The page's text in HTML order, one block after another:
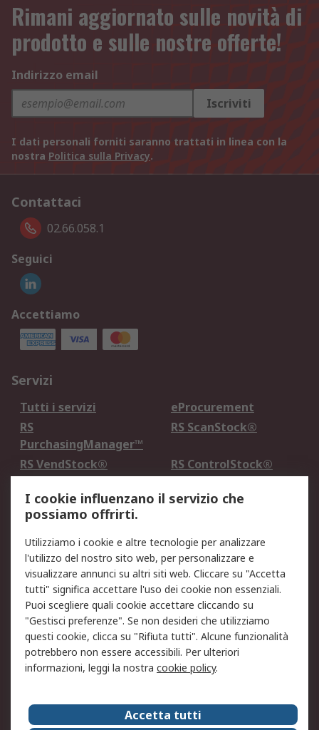
Rimani aggiornato sulle novità di
prodotto e sulle nostre offerte!
Indirizzo email
Iscriviti
I dati personali forniti saranno trattati in linea con la
nostra Politica sulla Privacy.
Contattaci
02.66.058.1
Seguici
Accettiamo
Servizi
Tutti i servizi
eProcurement
RS
PurchasingManager™
RS ScanStock®
RS VendStock®
RS ControlStock®
Legale
Informativa Cookie
Informativa Privacy -
Aggiornata
Email Security
Termini d'uso
Condizioni di vendita
Condizioni generali di
servizio
Etica e responsabilità
Chi Siamo
Chi Siamo
Contattaci
Supporto
ESG
I cookie influenzano il servizio che
possiamo offrirti.
Utilizziamo i cookie e altre tecnologie per analizzare
l'utilizzo del nostro sito web, per personalizzare e
visualizzare annunci su altri siti web. Cliccare su "Accetta
tutti" significa accettare l'uso dei cookie non essenziali.
Puoi scegliere quali cookie accettare cliccando su
"Gestisci preferenze". Se non desideri che utilizziamo
questi cookie, clicca su "Rifiuta tutti". Alcune funzionalità
potrebbero non essere accessibili. Per ulteriori
informazioni, leggi la nostra cookie policy.
Accetta tutti